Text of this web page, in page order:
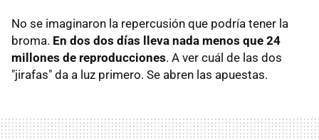
No se imaginaron la repercusión que podría tener la
broma. En dos dos días lleva nada menos que 24
millones de reproducciones. A ver cuál de las dos
"jirafas" da a luz primero. Se abren las apuestas.